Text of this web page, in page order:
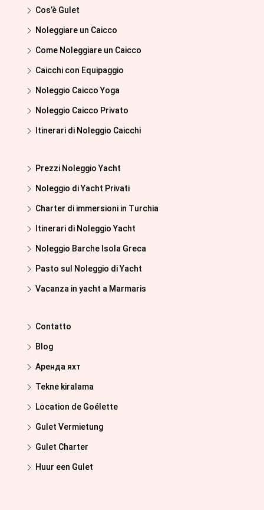
Cos’è Gulet
Noleggiare un Caicco
Come Noleggiare un Caicco
Caicchi con Equipaggio
Noleggio Caicco Yoga
Noleggio Caicco Privato
Itinerari di Noleggio Caicchi
Prezzi Noleggio Yacht
Noleggio di Yacht Privati
Charter di immersioni in Turchia
Itinerari di Noleggio Yacht
Noleggio Barche Isola Greca
Pasto sul Noleggio di Yacht
Vacanza in yacht a Marmaris
Contatto
Blog
Аренда яхт
Tekne kiralama
Location de Goélette
Gulet Vermietung
Gulet Charter
Huur een Gulet